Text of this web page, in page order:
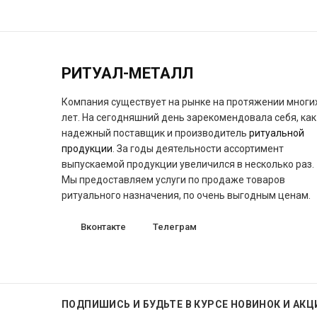
РИТУАЛ-МЕТАЛЛ
Компания существует на рынке на протяжении
лет. На сегодняшний день зарекомендовала себя, как
надежный поставщик и производитель ритуальной
продукции . За годы деятельности ассортимент
выпускаемой продукции увеличился в несколько раз.
Мы предоставляем услуги по продаже товаров
ритуального назначения, по очень выгодным ценам.
Вконтакте Телеграм
ПОДПИШИСЬ И БУДЬТЕ В КУРСЕ НОВИНОК И